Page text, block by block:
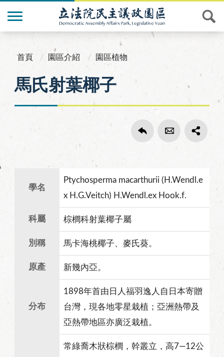
首頁 園區介紹 園區植物
馬氏射葉椰子
學名
Ptychosperma macarthurii (H.Wendl.e
x H.G.Veitch) H.Wendl.ex Hook.f.
科屬 棕櫚科射葉椰子屬
別稱 馬卡海桃椰子、麥氏葵。
原產 新幾內亞。
分布
1898年首由日人福羽逸人自日本寄贈
台灣，現各地零星栽植；亞洲熱帶及
亞熱帶地區亦廣泛栽植。
常綠喬木狀棕櫚，幹叢立，高7—12公